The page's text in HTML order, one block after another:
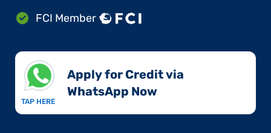
FCI Member
TAP HERE
Apply for Credit via
WhatsApp Now​